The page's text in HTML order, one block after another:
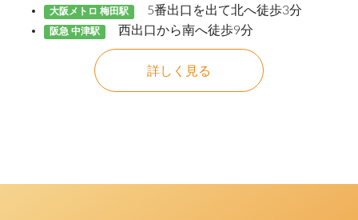
大阪メトロ 梅田駅 5番出口を出て北へ徒歩3分
阪急 中津駅 西出口から南へ徒歩9分
詳しく見る